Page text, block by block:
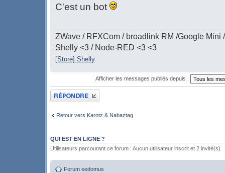
C'est un bot
ZWave / RFXCom / broadlink RM /Google Mini
Shelly <3 / Node-RED <3 <3
[Store] Shelly
Afficher les messages publiés depuis :
Publier une réponse
Retour vers Karotz & Nabaztag
QUI EST EN LIGNE ?
Utilisateurs parcourant ce forum : Aucun utilisateur inscrit et 2 invité(s)
Forum eedomus